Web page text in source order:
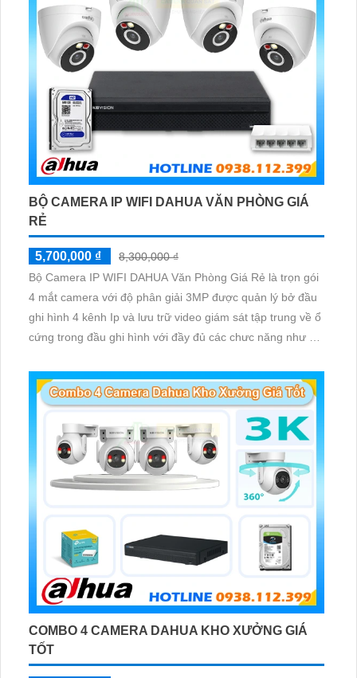
BỘ CAMERA IP WIFI DAHUA VĂN PHÒNG GIÁ
RẺ
5,700,000 ₫
8,300,000 ₫
Bộ Camera IP WIFI DAHUA Văn Phòng Giá Rẻ là trọn gói
4 mắt camera với độ phân giải 3MP được quản lý bở đầu
ghi hình 4 kênh Ip và lưu trữ video giám sát tập trung về ổ
cứng trong đầu ghi hình với đầy đủ các chưc năng như AI
giám sát có màu vào ban đêm
COMBO 4 CAMERA DAHUA KHO XƯỞNG GIÁ
TỐT